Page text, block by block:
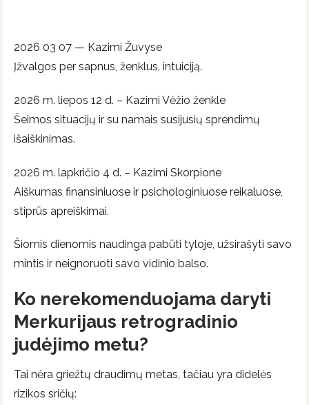
2026 03 07 — Kazimi Žuvyse
Įžvalgos per sapnus, ženklus, intuiciją.
2026 m. liepos 12 d. – Kazimi Vėžio ženkle
Šeimos situacijų ir su namais susijusių sprendimų
išaiškinimas.
2026 m. lapkričio 4 d. – Kazimi Skorpione
Aiškumas finansiniuose ir psichologiniuose reikaluose,
stiprūs apreiškimai.
Šiomis dienomis naudinga pabūti tyloje, užsirašyti savo
mintis ir neignoruoti savo vidinio balso.
Ko nerekomenduojama daryti
Merkurijaus retrogradinio
judėjimo metu?
Tai nėra griežtų draudimų metas, tačiau yra didelės
rizikos sričių: